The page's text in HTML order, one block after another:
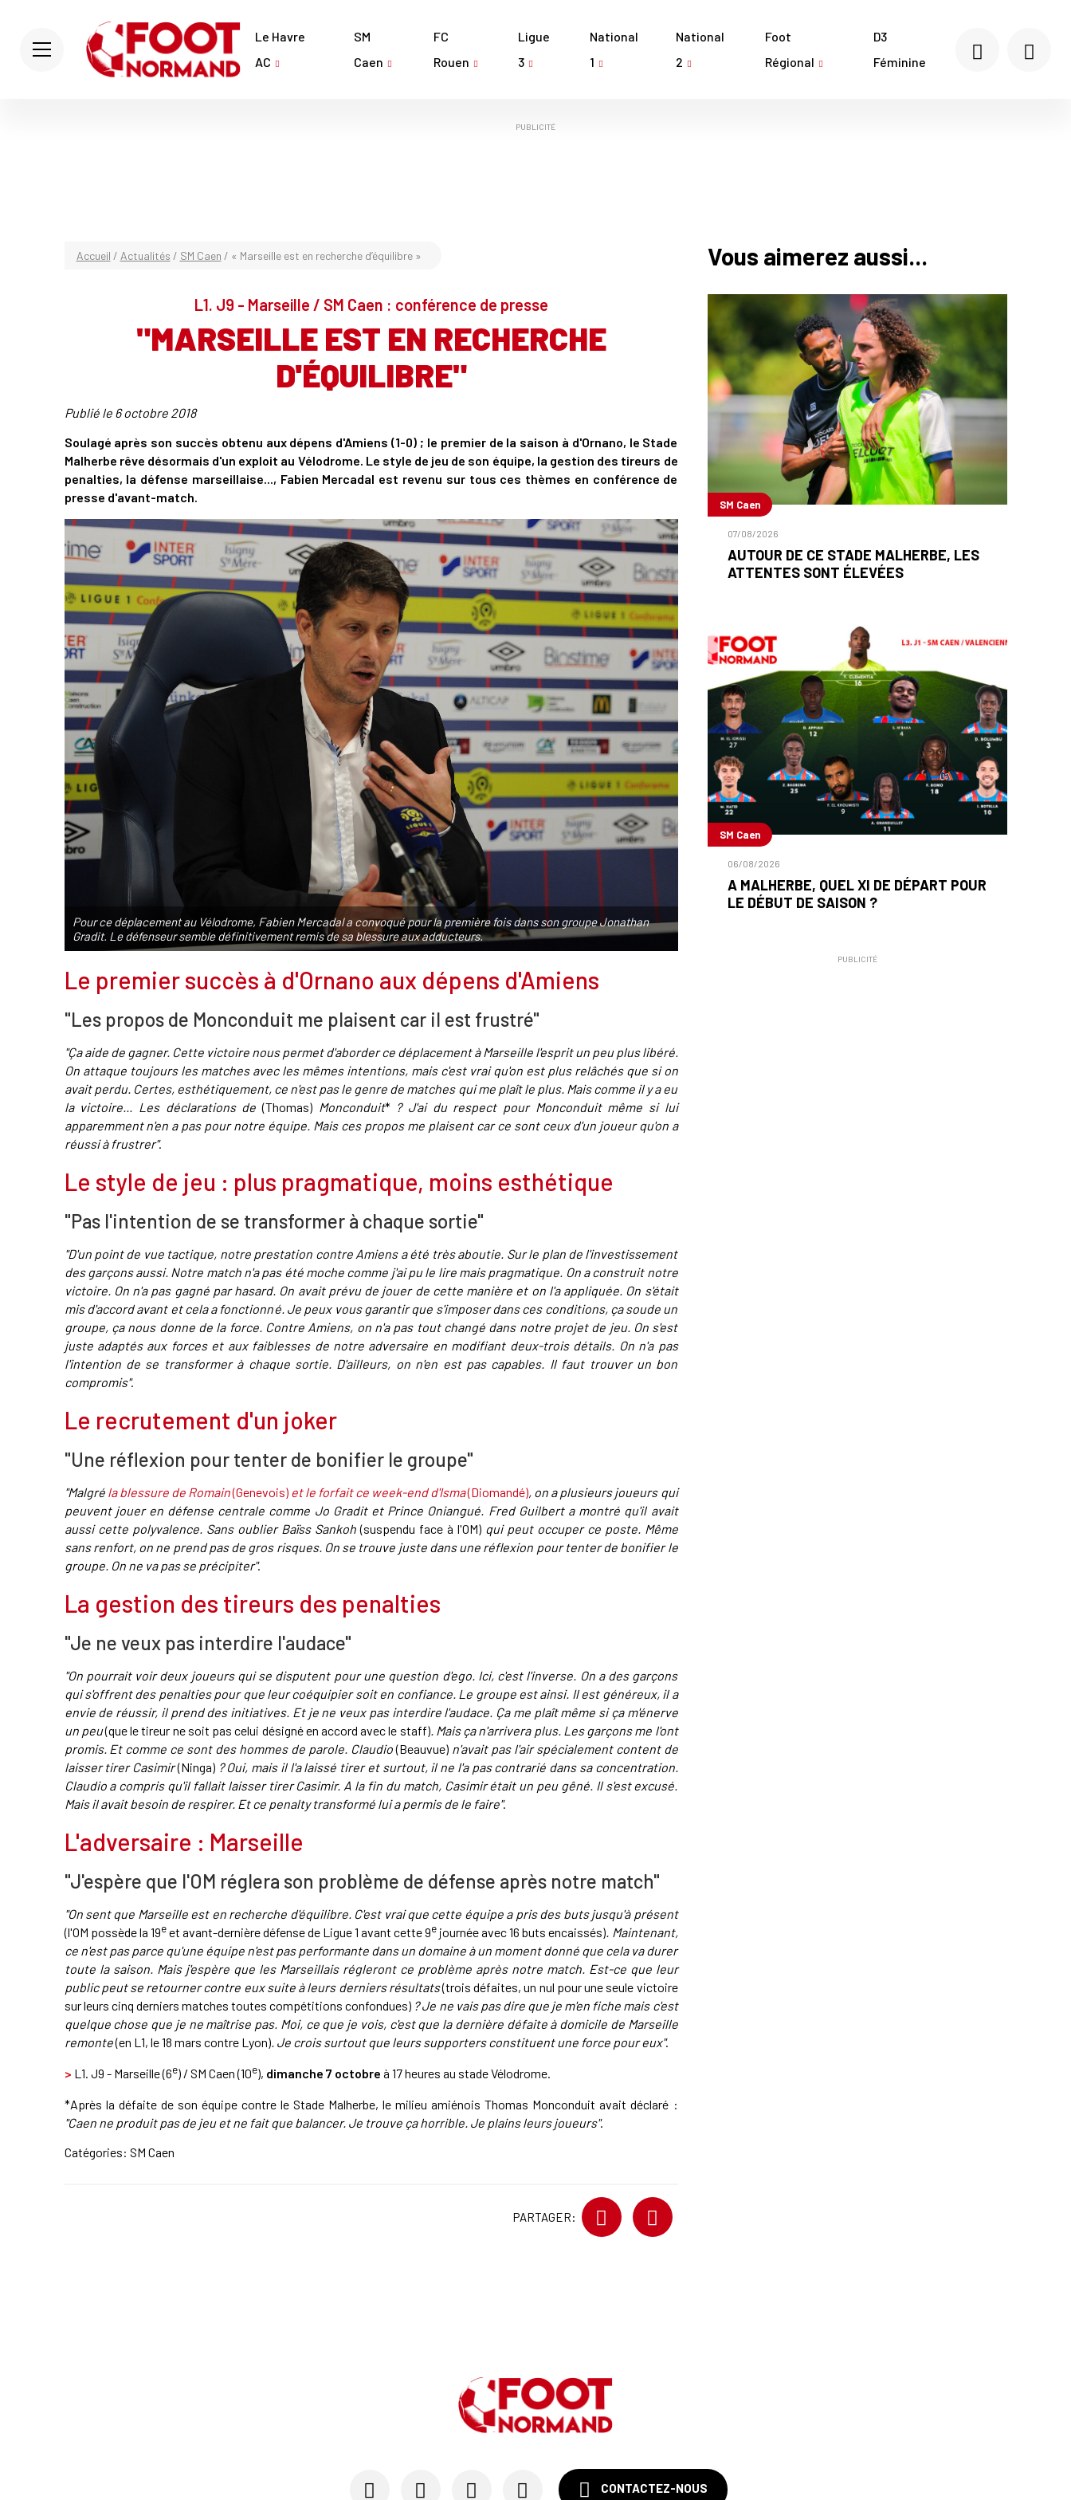
Le Havre
AC
SM
Caen
FC
Rouen
Ligue
3
National
1
National
2
Foot
Régional
D3
Féminine
PUBLICITÉ
Accueil / Actualités / SM Caen / « Marseille est en recherche d’équilibre »
L1. J9 - Marseille / SM Caen : conférence de presse
"MARSEILLE EST EN RECHERCHE
D'ÉQUILIBRE"
Publié le 6 octobre 2018
Soulagé après son succès obtenu aux dépens d'Amiens (1-0) ; le premier de la saison à d'Ornano, le Stade
Malherbe rêve désormais d'un exploit au Vélodrome. Le style de jeu de son équipe, la gestion des tireurs de
penalties, la défense marseillaise..., Fabien Mercadal est revenu sur tous ces thèmes en conférence de
presse d'avant-match.
Pour ce déplacement au Vélodrome, Fabien Mercadal a convoqué pour la première fois dans son groupe Jonathan
Gradit. Le défenseur semble définitivement remis de sa blessure aux adducteurs.
Le premier succès à d'Ornano aux dépens d'Amiens
"Les propos de Monconduit me plaisent car il est frustré"
"Ça aide de gagner. Cette victoire nous permet d'aborder ce déplacement à Marseille l'esprit un peu plus libéré.
On attaque toujours les matches avec les mêmes intentions, mais c'est vrai qu'on est plus relâchés que si on
avait perdu. Certes, esthétiquement, ce n'est pas le genre de matches qui me plaît le plus. Mais comme il y a eu
la victoire... Les déclarations de(Thomas)Monconduit*? J'ai du respect pour Monconduit même si lui
apparemment n'en a pas pour notre équipe. Mais ces propos me plaisent car ce sont ceux d'un joueur qu'on a
réussi à frustrer".
Le style de jeu : plus pragmatique, moins esthétique
"Pas l'intention de se transformer à chaque sortie"
"D'un point de vue tactique, notre prestation contre Amiens a été très aboutie. Sur le plan de l'investissement
des garçons aussi. Notre match n'a pas été moche comme j'ai pu le lire mais pragmatique. On a construit notre
victoire. On n'a pas gagné par hasard. On avait prévu de jouer de cette manière et on l'a appliquée. On s'était
mis d'accord avant et cela a fonctionné. Je peux vous garantir que s'imposer dans ces conditions, ça soude un
groupe, ça nous donne de la force. Contre Amiens, on n'a pas tout changé dans notre projet de jeu. On s'est
juste adaptés aux forces et aux faiblesses de notre adversaire en modifiant deux-trois détails. On n'a pas
l'intention de se transformer à chaque sortie. D'ailleurs, on n'en est pas capables. Il faut trouver un bon
compromis".
Le recrutement d'un joker
"Une réflexion pour tenter de bonifier le groupe"
"Malgré la blessure de Romain(Genevois)et le forfait ce week-end d'Isma(Diomandé), on a plusieurs joueurs qui
peuvent jouer en défense centrale comme Jo Gradit et Prince Oniangué. Fred Guilbert a montré qu'il avait
aussi cette polyvalence. Sans oublier Baïss Sankoh(suspendu face à l'OM)qui peut occuper ce poste. Même
sans renfort, on ne prend pas de gros risques. On se trouve juste dans une réflexion pour tenter de bonifier le
groupe. On ne va pas se précipiter".
La gestion des tireurs des penalties
"Je ne veux pas interdire l'audace"
"On pourrait voir deux joueurs qui se disputent pour une question d'ego. Ici, c'est l'inverse. On a des garçons
qui s'offrent des penalties pour que leur coéquipier soit en confiance. Le groupe est ainsi. Il est généreux, il a
envie de réussir, il prend des initiatives. Et je ne veux pas interdire l'audace. Ça me plaît même si ça m'énerve
un peu(que le tireur ne soit pas celui désigné en accord avec le staff). Mais ça n'arrivera plus. Les garçons me l'ont
promis. Et comme ce sont des hommes de parole. Claudio(Beauvue)n'avait pas l'air spécialement content de
laisser tirer Casimir(Ninga)? Oui, mais il l'a laissé tirer et surtout, il ne l'a pas contrarié dans sa concentration.
Claudio a compris qu'il fallait laisser tirer Casimir. A la fin du match, Casimir était un peu gêné. Il s'est excusé.
Mais il avait besoin de respirer. Et ce penalty transformé lui a permis de le faire".
L'adversaire : Marseille
"J'espère que l'OM réglera son problème de défense après notre match"
"On sent que Marseille est en recherche d'équilibre. C'est vrai que cette équipe a pris des buts jusqu'à présent
(l'OM possède la 19eet avant-dernière défense de Ligue 1 avant cette 9e journée avec 16 buts encaissés). Maintenant,
ce n'est pas parce qu'une équipe n'est pas performante dans un domaine à un moment donné que cela va durer
toute la saison. Mais j'espère que les Marseillais régleront ce problème après notre match. Est-ce que leur
public peut se retourner contre eux suite à leurs derniers résultats(trois défaites, un nul pour une seule victoire
sur leurs cinq derniers matches toutes compétitions confondues) ? Je ne vais pas dire que je m'en fiche mais c'est
quelque chose que je ne maîtrise pas. Moi, ce que je vois, c'est que la dernière défaite à domicile de Marseille
remonte(en L1, le 18 mars contre Lyon). Je crois surtout que leurs supporters constituent une force pour eux".
> L1. J9 - Marseille (6e) / SM Caen (10e), dimanche 7 octobre à 17 heures au stade Vélodrome.
*Après la défaite de son équipe contre le Stade Malherbe, le milieu amiénois Thomas Monconduit avait déclaré :
"Caen ne produit pas de jeu et ne fait que balancer. Je trouve ça horrible. Je plains leurs joueurs".
Catégories: SM Caen
PARTAGER:
Vous aimerez aussi...
SM Caen
07/08/2026
AUTOUR DE CE STADE MALHERBE, LES
ATTENTES SONT ÉLEVÉES
SM Caen
06/08/2026
A MALHERBE, QUEL XI DE DÉPART POUR
LE DÉBUT DE SAISON ?
PUBLICITÉ
CONTACTEZ-NOUS